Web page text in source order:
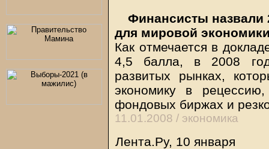
Финансисты назвали
для мировой
Как отмечается в
4,5 балла, в 2008
развитых рынках,
экономику в
фондовых биржах и
11.01.2008 / экономика
Лента.Ру, 10 января